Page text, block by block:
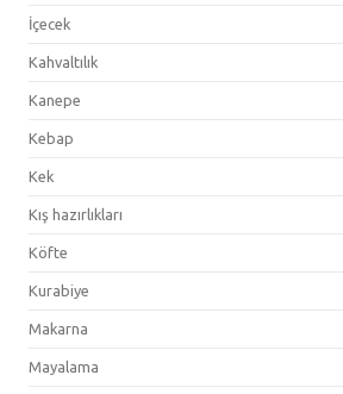
İçecek
Kahvaltılık
Kanepe
Kebap
Kek
Kış hazırlıkları
Köfte
Kurabiye
Makarna
Mayalama